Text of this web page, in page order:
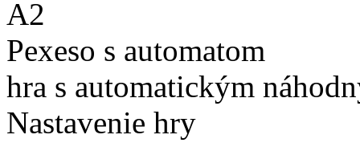
A2
Pexeso s automatom
hra s automatickým
Nastavenie hry